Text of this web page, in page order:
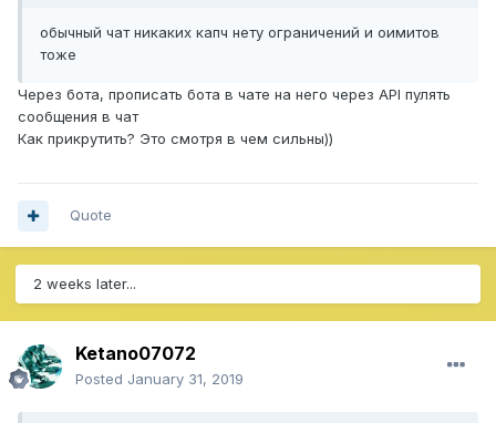
обычный чат никаких капч нету ограничений и оимитов
тоже
Через бота, прописать бота в чате на него через API пулять
сообщения в чат
Как прикрутить? Это смотря в чем сильны))
Quote
2 weeks later...
Ketano07072
Posted January 31, 2019